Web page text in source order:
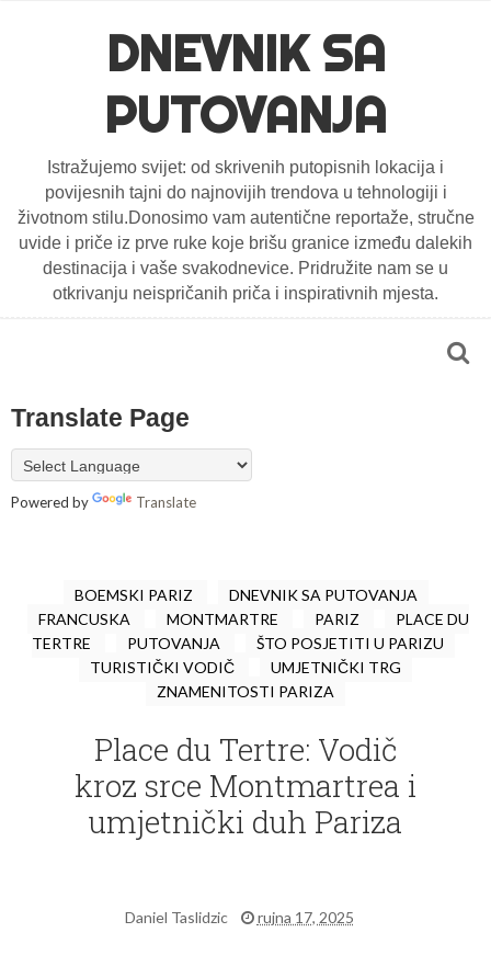
DNEVNIK SA
PUTOVANJA
Istražujemo svijet: od skrivenih putopisnih lokacija i
povijesnih tajni do najnovijih trendova u tehnologiji i
životnom stilu.Donosimo vam autentične reportaže, stručne
uvide i priče iz prve ruke koje brišu granice između dalekih
destinacija i vaše svakodnevice. Pridružite nam se u
otkrivanju neispričanih priča i inspirativnih mjesta.
Translate Page
Powered by Translate
BOEMSKI PARIZ
DNEVNIK SA PUTOVANJA
FRANCUSKA
MONTMARTRE PARIZ
PLACE DU
TERTRE
PUTOVANJA
ŠTO POSJETITI U PARIZU
TURISTIČKI VODIČ
UMJETNIČKI TRG
ZNAMENITOSTI PARIZA
Place du Tertre: Vodič
kroz srce Montmartrea i
umjetnički duh Pariza
Daniel Taslidzic rujna 17, 2025